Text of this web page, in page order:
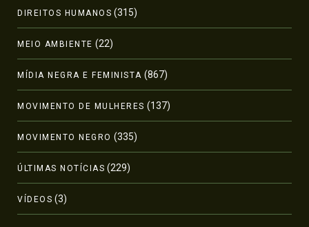
DIREITOS HUMANOS (315)
MEIO AMBIENTE (22)
MÍDIA NEGRA E FEMINISTA (867)
MOVIMENTO DE MULHERES (137)
MOVIMENTO NEGRO (335)
ÚLTIMAS NOTÍCIAS (229)
VÍDEOS (3)